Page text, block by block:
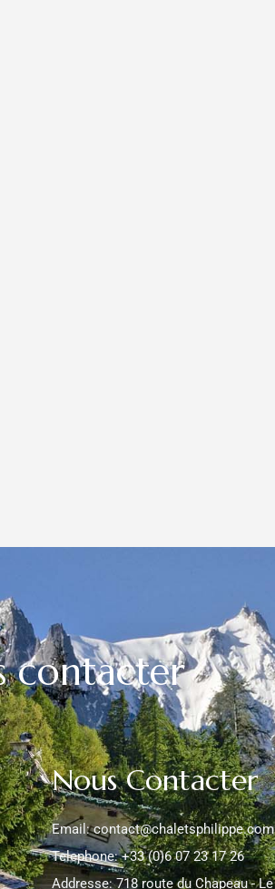
contacter
Nous Contacter
Email: contact@chaletsphilippe.com
Telephone: +33 (0)6 07 23 17 26
Addresse: 718 route du Chapeau - Le